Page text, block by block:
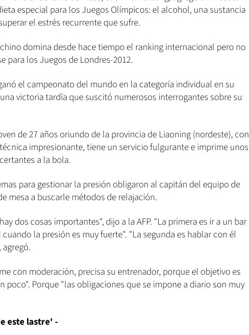
especial para los Juegos Olímpicos: el alcohol, una sustancia
el estrés recurrente que sufre.
domina desde hace tiempo el ranking internacional pero no
para los Juegos de Londres-2012.
el campeonato del mundo en la categoría individual en su
victoria tardía que suscitó numerosos interrogantes sobre su
de 27 años oriundo de la provincia de Liaoning (nordeste), con
impresionante, tiene un servicio fulgurante e imprime unos
a la bola.
para gestionar la presión obligaron al capitán del equipo de
mesa a buscarle métodos de relajación.
dos cosas importantes", dijo a la AFP. "La primera es ir a un bar
la presión es muy fuerte". "La segunda es hablar con él
con moderación, precisa su entrenador, porque el objetivo es
poco". Porque "las obligaciones que se impone a diario son muy
este lastre' -